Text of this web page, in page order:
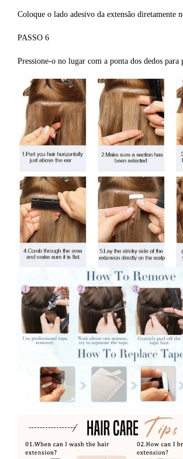
Coloque o lado adesivo da extensão diretamente
PASSO 6
Pressione-o no lugar com a ponta dos dedos para